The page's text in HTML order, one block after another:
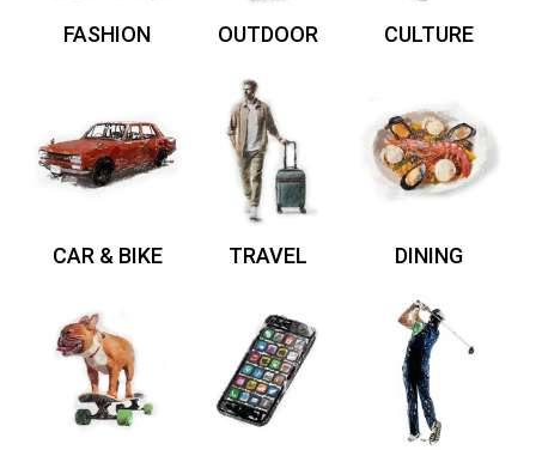
FASHION OUTDOOR CULTURE
CAR & BIKE TRAVEL DINING